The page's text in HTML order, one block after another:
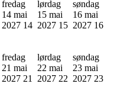
fredag
14 mai
2027 14
lørdag
15 mai
2027 15
søndag
16 mai
2027 16
fredag
21 mai
2027 21
lørdag
22 mai
2027 22
søndag
23 mai
2027 23